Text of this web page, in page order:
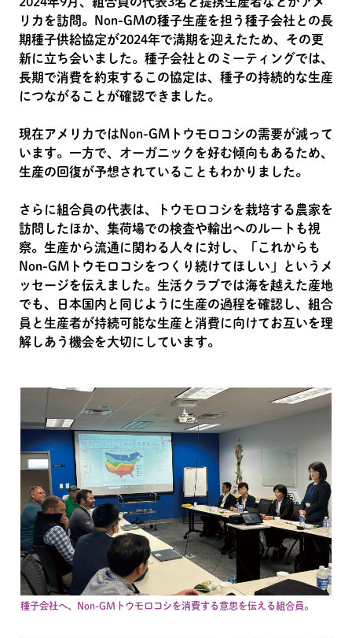
リカを訪問。Non-GMの種子生産を担う種子会社との長
期種子供給協定が2024年で満期を迎えたため、その更
新に立ち会いました。種子会社とのミーティングでは、
長期で消費を約束するこの協定は、種子の持続的な生産
につながることが確認できました。
現在アメリカではNon-GMトウモロコシの需要が減って
います。一方で、オーガニックを好む傾向もあるため、
生産の回復が予想されていることもわかりました。
さらに組合員の代表は、トウモロコシを栽培する農家を
訪問したほか、集荷場での検査や輸出へのルートも視
察。生産から流通に関わる人々に対し、「これからも
Non-GMトウモロコシをつくり続けてほしい」というメ
ッセージを伝えました。生活クラブでは海を越えた産地
でも、日本国内と同じように生産の過程を確認し、組合
員と生産者が持続可能な生産と消費に向けてお互いを理
解しあう機会を大切にしています。
種子会社へ、Non-GMトウモロコシを消費する意思を伝える組合員。